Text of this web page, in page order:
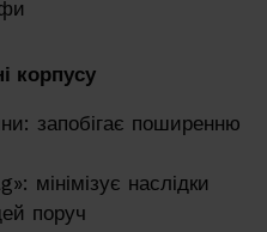
корпусу
запобігає поширенню
мінімізує наслідки
поруч